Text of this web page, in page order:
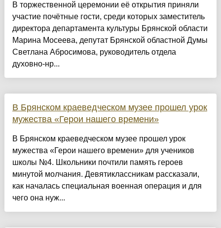
В торжественной церемонии её открытия приняли
участие почётные гости, среди которых заместитель
директора департамента культуры Брянской области
Марина Мосеева, депутат Брянской областной Думы
Светлана Абросимова, руководитель отдела
духовно-нр...
В Брянском краеведческом музее прошел урок
мужества «Герои нашего времени»
В Брянском краеведческом музее прошел урок
мужества «Герои нашего времени» для учеников
школы №4. Школьники почтили память героев
минутой молчания. Девятиклассникам рассказали,
как началась специальная военная операция и для
чего она нуж...